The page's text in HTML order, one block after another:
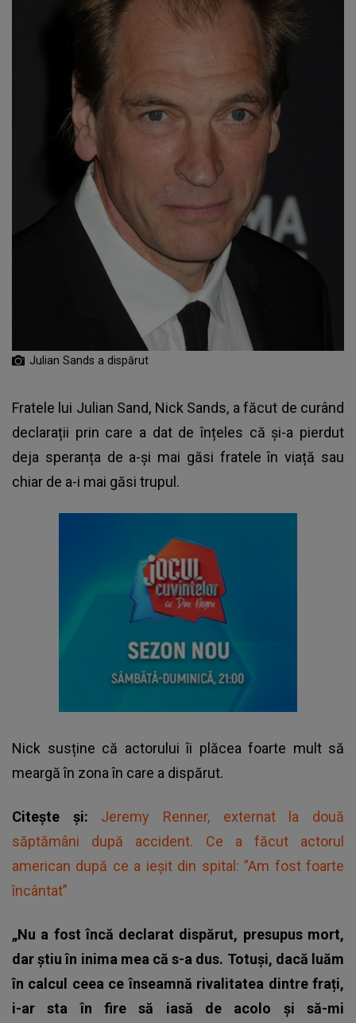
Julian Sands a dispărut
Fratele lui Julian Sand, Nick Sands, a făcut de curând
declarații prin care a dat de înțeles că și-a pierdut
deja speranța de a-și mai găsi fratele în viață sau
chiar de a-i mai găsi trupul.
Nick susține că actorului îi plăcea foarte mult să
meargă în zona în care a dispărut.
Citește și: Jeremy Renner, externat la două
săptămâni după accident. Ce a făcut actorul
american după ce a ieşit din spital: ”Am fost foarte
încântat”
„Nu a fost încă declarat dispărut, presupus mort,
dar știu în inima mea că s-a dus. Totuși, dacă luăm
în calcul ceea ce înseamnă rivalitatea dintre frați,
i-ar sta în fire să iasă de acolo și să-mi